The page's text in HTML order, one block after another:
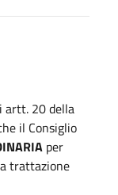
artt. 20 della
il Consiglio
per
trattazione